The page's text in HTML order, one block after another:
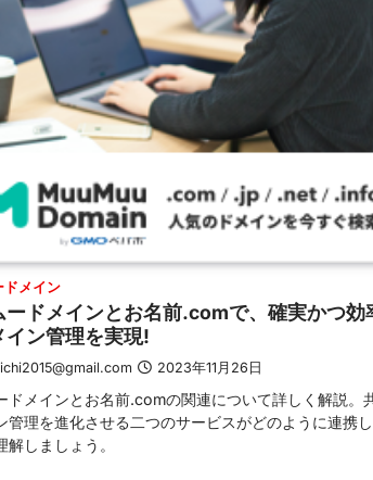
ドメイン
ードメインとお名前.comで、確実かつ効
イン管理を実現!
2023年11月26日
ドメインとお名前.comの関連について詳しく解説。
管理を進化させる二つのサービスがどのように連携
解しましょう。